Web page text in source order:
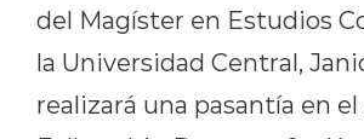
del Magíster en Estudios
la Universidad Central,
realizará una pasantía en el